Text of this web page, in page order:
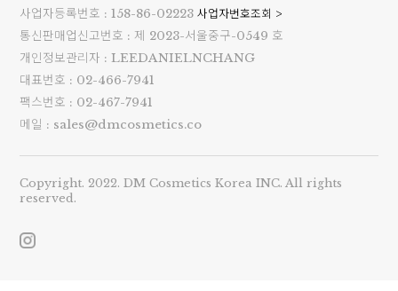
사업자등록번호 : 158-86-02223 사업자번호조회 >
통신판매업신고번호 : 제 2023-서울중구-0549 호
개인정보관리자 : LEEDANIELNCHANG
대표번호 : 02-466-7941
팩스번호 : 02-467-7941
메일 : sales@dmcosmetics.co
Copyright. 2022. DM Cosmetics Korea INC. All rights
reserved.